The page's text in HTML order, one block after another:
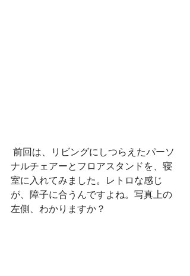
ナルチェアーとフロアスタンドを、寝
室に入れてみました。レトロな感じ
が、障子に合うんですよね。写真上の
左側、わかりますか？